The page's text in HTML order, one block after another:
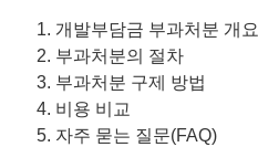
개발부담금 부과처분 개요
부과처분의 절차
부과처분 구제 방법
비용 비교
자주 묻는 질문(FAQ)